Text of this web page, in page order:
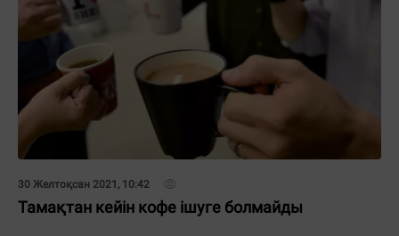
30 Желтоқсан 2021, 10:42
Тамақтан кейін кофе ішуге болмайды